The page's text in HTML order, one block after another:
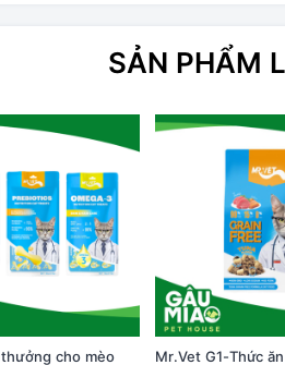
SẢN PHẨM
cho mèo
Mr.Vet G1-Thức